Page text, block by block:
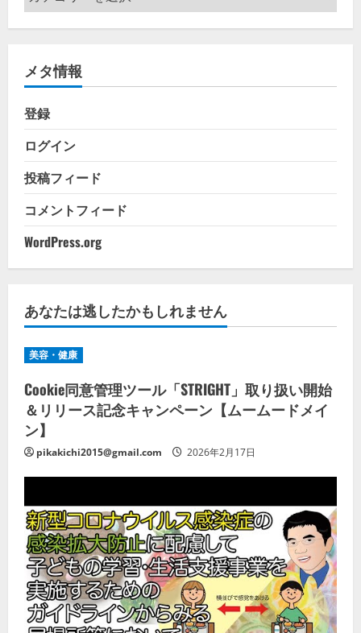
テ
ゴ
ー
メタ情報
登録
ログイン
投稿フィード
コメントフィード
WordPress.org
あなたは逃したかもしれません
美容・健康
Cookie同意管理ツール「STRIGHT」取り扱い開始
＆リリース記念キャンペーン【ムームードメイ
ン】
pikakichi2015@gmail.com 2026年2月17日